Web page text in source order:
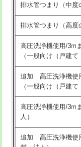
給水管工事※（ホー
給水管工事※（バン
給水管工事※（支持
給水管工事※（保温
め込み）)
給水管工事※（土の
業)
給水管工事※（塩ビ
排水管つまり（中度
排水管つまり（高度
高圧洗浄機使用/3m
（一般向け（戸建て
追加 高圧洗浄機使
（一般向け（戸建て
高圧洗浄機使用/3m
人）
追加 高圧洗浄機使